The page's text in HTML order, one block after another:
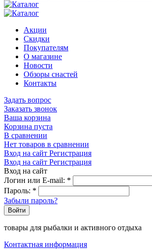
Акции
Скидки
Покупателям
О магазине
Новости
Обзоры снастей
Контакты
Задать вопрос
Заказать звонок
Ваша корзина
Корзина пуста
В сравнении
Нет товаров в сравнении
Вход на сайт Регистрация
Вход на сайт Регистрация
Вход на сайт
Логин или E-mail: *
Пароль: *
Забыли пароль?
Войти
товары для рыбалки и активного отдыха
Контактная информация